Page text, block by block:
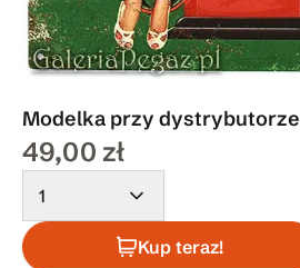
Modelka przy dystrybutorze
49,00 zł
1
Kup teraz!